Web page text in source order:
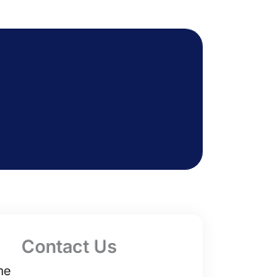
Contact Us